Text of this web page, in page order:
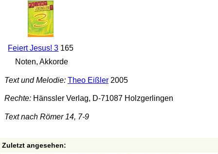
Feiert Jesus! 3 165
Noten, Akkorde
Text und Melodie: Theo Eißler2005
Rechte:Hänssler Verlag, D-71087 Holzgerlingen
Text nach Römer 14, 7-9
Zuletzt angesehen: